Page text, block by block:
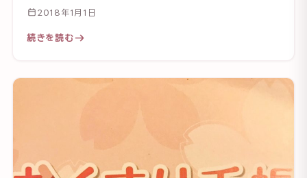
2018年1月1日
続きを読む